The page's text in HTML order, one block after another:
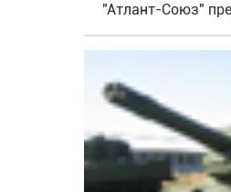
"Атлант-Союз"